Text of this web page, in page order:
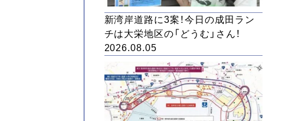
新湾岸道路に3案！今日の成田ラン
チは大栄地区の「どうむ」さん！
2026.08.05